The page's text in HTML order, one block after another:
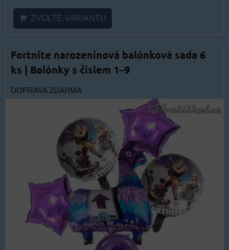
ZVOLTE VARIANTU
Fortnite narozeninová balónková sada 6
ks | Balónky s číslem 1–9
DOPRAVA ZDARMA